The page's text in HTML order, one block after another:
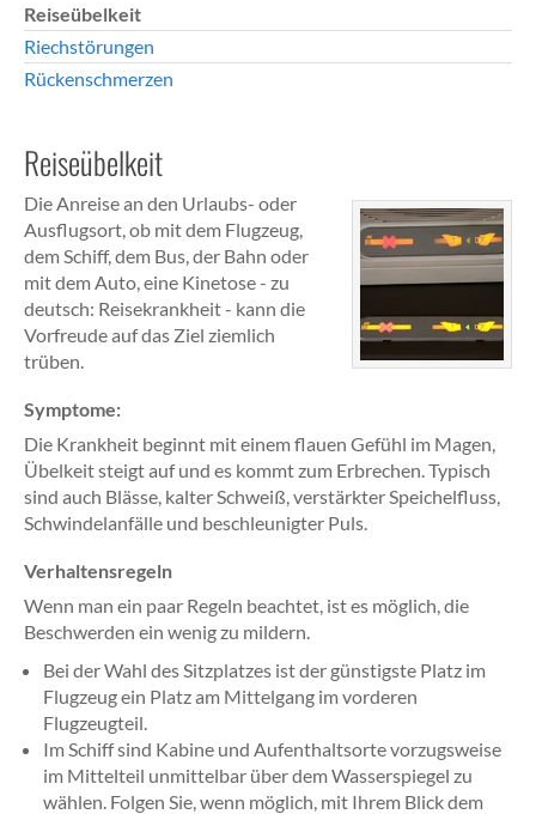
Reiseübelkeit
Riechstörungen
Rückenschmerzen
Reiseübelkeit
Die Anreise an den Urlaubs- oder
Ausflugsort, ob mit dem Flugzeug,
dem Schiff, dem Bus, der Bahn oder
mit dem Auto, eine Kinetose - zu
deutsch: Reisekrankheit - kann die
Vorfreude auf das Ziel ziemlich
trüben.
Symptome:
Die Krankheit beginnt mit einem flauen Gefühl im Magen,
Übelkeit steigt auf und es kommt zum Erbrechen. Typisch
sind auch Blässe, kalter Schweiß, verstärkter Speichelfluss,
Schwindelanfälle und beschleunigter Puls.
Verhaltensregeln
Wenn man ein paar Regeln beachtet, ist es möglich, die
Beschwerden ein wenig zu mildern.
Bei der Wahl des Sitzplatzes ist der günstigste Platz im
Flugzeug ein Platz am Mittelgang im vorderen
Flugzeugteil.
Im Schiff sind Kabine und Aufenthaltsorte vorzugsweise
im Mittelteil unmittelbar über dem Wasserspiegel zu
wählen. Folgen Sie, wenn möglich, mit Ihrem Blick dem